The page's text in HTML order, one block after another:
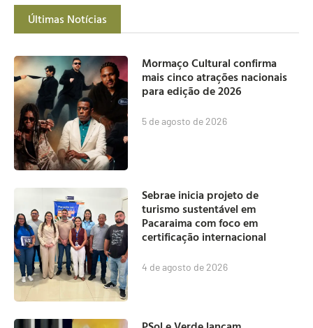
Últimas Notícias
Mormaço Cultural confirma
mais cinco atrações nacionais
para edição de 2026
5 de agosto de 2026
Sebrae inicia projeto de
turismo sustentável em
Pacaraima com foco em
certificação internacional
4 de agosto de 2026